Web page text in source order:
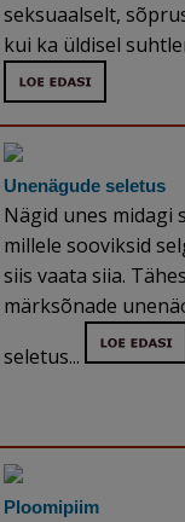
seksuaalselt,
kui ka üldisel
Unenägude seletus
Nägid unes midagi
millele sooviksid
siis vaata siia.
märksõnade
seletus...
Ploomipiim